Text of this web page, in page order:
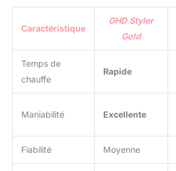
Caractéristique
GHD Styler
Gold
Temps de
chauffe
Rapide
Maniabilité Excellente
Fiabilité Moyenne